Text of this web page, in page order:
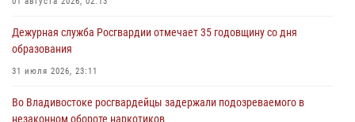
Дежурная служба Росгвардии отмечает 35 годовщину со дня
образования
31 июля 2026, 23:11
Во Владивостоке росгвардейцы задержали подозреваемого в
незаконном обороте наркотиков